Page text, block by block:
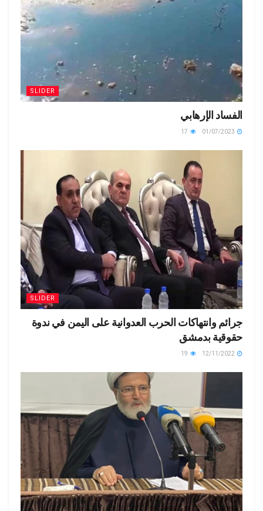
SLIDER
الفساد الإرهابي
SLIDER
جرائم وانتهاكات الحرب العدوانية على اليمن في ندوة
حقوقية بدمشق